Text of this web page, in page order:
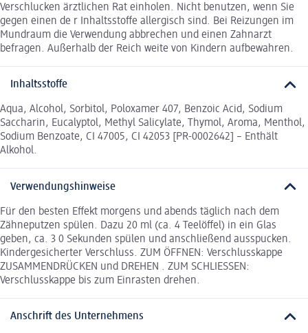
Verschlucken ärztlichen Rat einholen. Nicht benutzen, wenn Sie
gegen einen de r Inhaltsstoffe allergisch sind. Bei Reizungen im
Mundraum die Verwendung abbrechen und einen Zahnarzt
befragen. Außerhalb der Reich weite von Kindern aufbewahren.
Inhaltsstoffe
Aqua, Alcohol, Sorbitol, Poloxamer 407, Benzoic Acid, Sodium
Saccharin, Eucalyptol, Methyl Salicylate, Thymol, Aroma, Menthol,
Sodium Benzoate, CI 47005, CI 42053 [PR-0002642] – Enthält
Alkohol.
Verwendungshinweise
Für den besten Effekt morgens und abends täglich nach dem
Zähneputzen spülen. Dazu 20 ml (ca. 4 Teelöffel) in ein Glas
geben, ca. 3 0 Sekunden spülen und anschließend ausspucken.
Kindergesicherter Verschluss. ZUM ÖFFNEN: Verschlusskappe
ZUSAMMENDRÜCKEN und DREHEN . ZUM SCHLIESSEN:
Verschlusskappe bis zum Einrasten drehen.
Anschrift des Unternehmens